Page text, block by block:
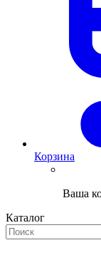
Корзина
Ваша
Каталог